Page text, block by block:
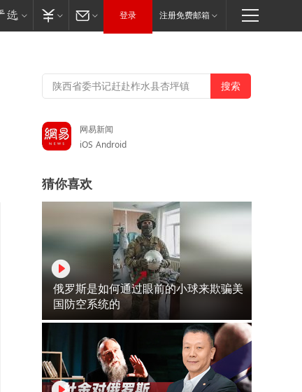
登录 注册免费邮箱
网易新闻
iOS Android
猜你喜欢
俄罗斯是如何通过眼前的小球来欺骗美
国防空系统的